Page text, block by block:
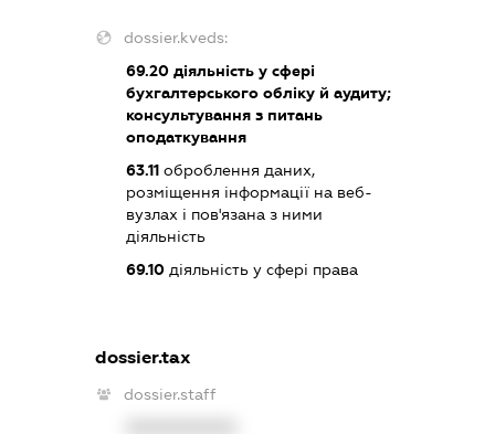
dossier.kveds:
69.20 діяльність у сфері
бухгалтерського обліку й аудиту;
консультування з питань
оподаткування
63.11 оброблення даних,
розміщення інформації на веб-
вузлах і пов'язана з ними
діяльність
69.10 діяльність у сфері права
dossier.tax
dossier.staff